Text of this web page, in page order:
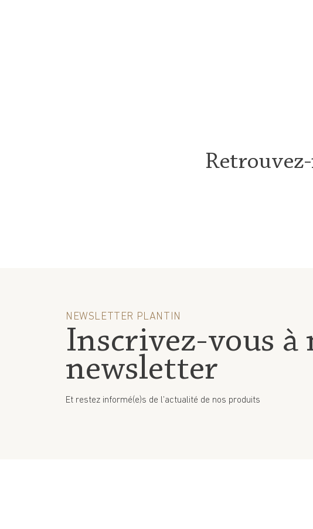
NEWSLETTER PLANTIN
Inscrivez-vous à
newsletter
Et restez informé(e)s de l’actualité de nos produits